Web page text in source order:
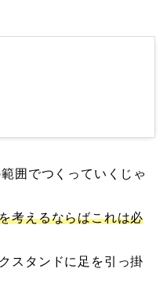
囲でつくっていくじゃ
考えるならばこれは必
スタンドに足を引っ掛